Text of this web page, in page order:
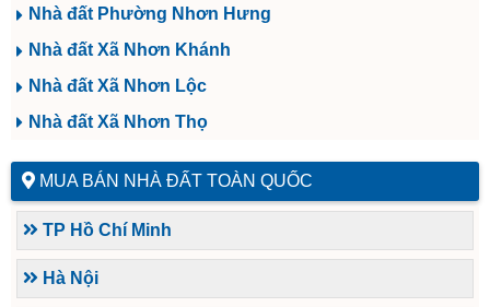
Nhà đất Phường Nhơn Hưng
Nhà đất Xã Nhơn Khánh
Nhà đất Xã Nhơn Lộc
Nhà đất Xã Nhơn Thọ
MUA BÁN NHÀ ĐẤT TOÀN QUỐC
TP Hồ Chí Minh
Hà Nội